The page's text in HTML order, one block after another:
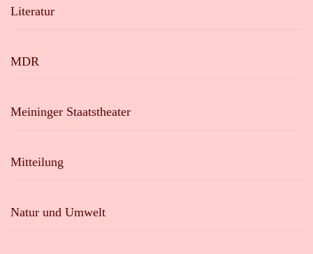
Literatur
MDR
Meininger Staatstheater
Mitteilung
Natur und Umwelt